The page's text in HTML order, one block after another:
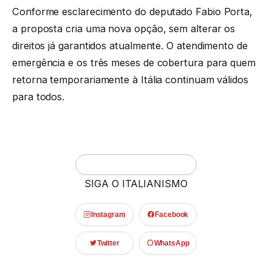
Conforme esclarecimento do deputado Fabio Porta,
a proposta cria uma nova opção, sem alterar os
direitos já garantidos atualmente. O atendimento de
emergência e os três meses de cobertura para quem
retorna temporariamente à Itália continuam válidos
para todos.
SIGA O ITALIANISMO
Instagram Facebook
Twitter WhatsApp